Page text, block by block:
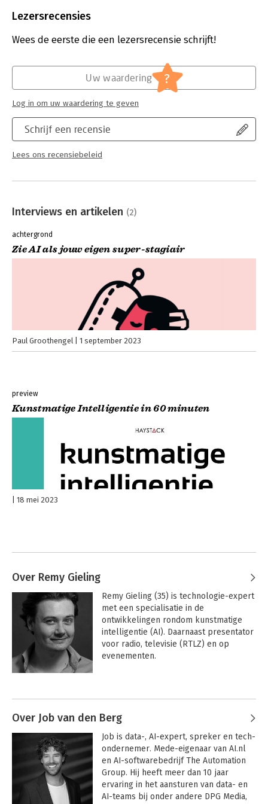
Uitgever:
Verschijningsdatum:
16-5-2023
IT-management / ICT
Digitale trends en tools in 60 minuten
Lezersrecensies
Wees de eerste die een lezersrecensie schrijft!
Schrijf een recensie
Lees ons recensiebeleid
Uw waardering ?
Log in om uw waardering te geven
Interviews en artikelen (2)
achtergrond
Zie AI als jouw eigen super-stagiair
Paul Groothengel 1 september 2023
preview
Kunstmatige Intelligentie in 60 minuten
18 mei 2023
Over Remy Gieling
Remy Gieling (35) is technologie-expert
met een specialisatie in de
ontwikkelingen rondom kunstmatige
intelligentie (AI). Daarnaast presentator
voor radio, televisie (RTLZ) en op
evenementen.
april 2024). Als techwatcher volgt Remy
AI op de voet en weet de impact op
bedrijven en banen feilloos te duiden.
Samen met Job van den Berg staat hij
120+ keer per jaar op landelijke podia.
Als co-founder van AI-softwarebouwer
Over Job van den Berg
Job is data-, AI-expert, spreker en tech-
ondernemer. Mede-eigenaar van AI.nl
en AI-softwarebedrijf The Automation
Group. Hij heeft meer dan 10 jaar
ervaring in het aansturen van data- en
AI-teams bij onder andere DPG Media,